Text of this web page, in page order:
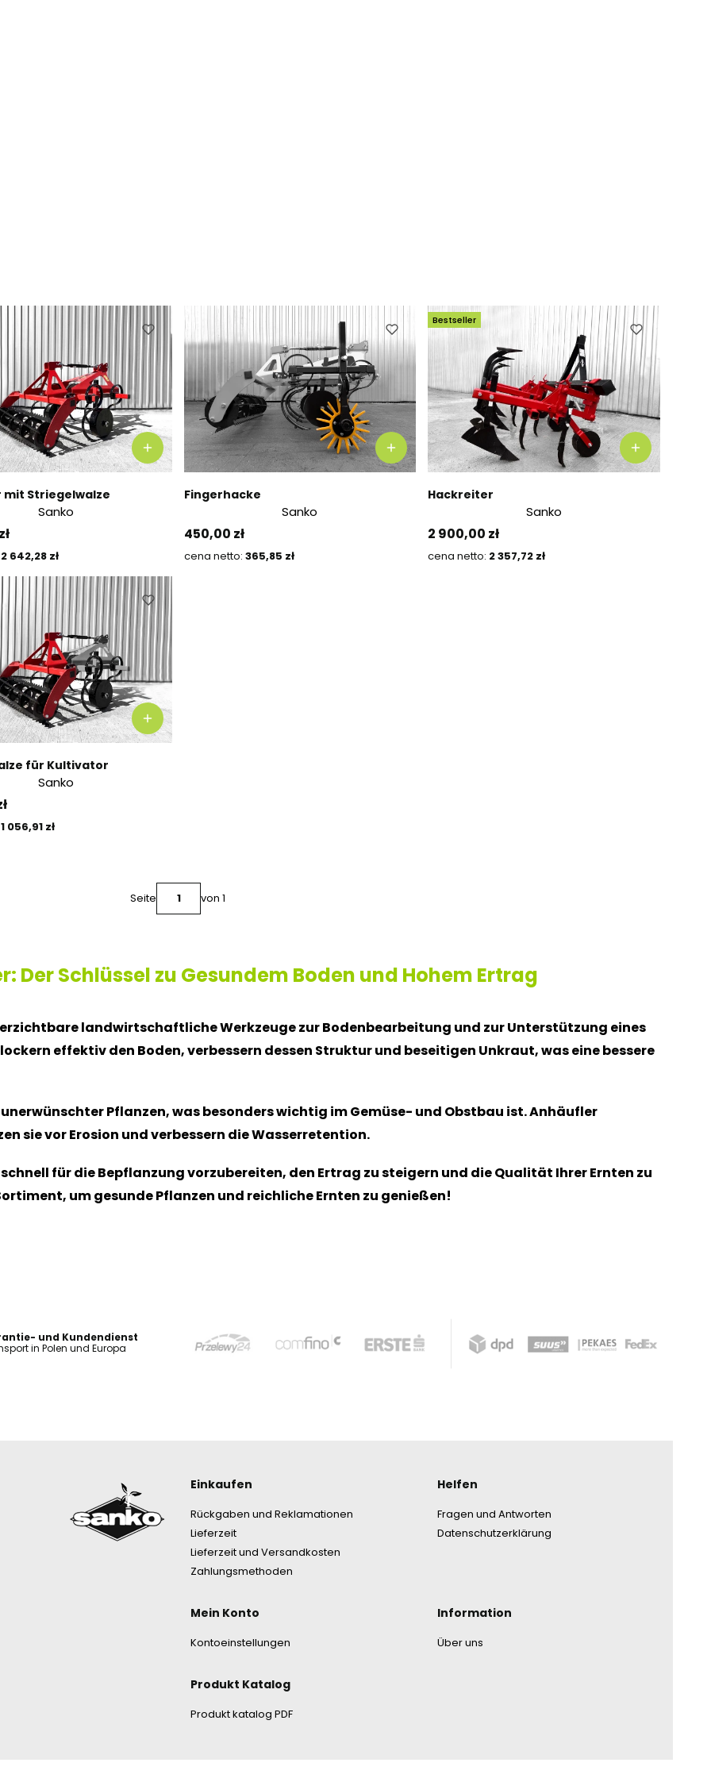
Striegelwalze
Sanko
Preis
2 642,28 zł
Fingerhacke
Sanko
Preis
450,00 zł
Preis
365,85 zł
Bestseller
Hackreiter
Sanko
Preis
2 900,00 zł
Preis
2 357,72 zł
für Kultivator
Sanko
Preis
1 056,91 zł
Seite von 1
Schlüssel zu Gesundem Boden und Hohem Ertrag
landwirtschaftliche Werkzeuge zur Bodenbearbeitung und zur Unterstützung eines
effektiv den Boden, verbessern dessen Struktur und beseitigen Unkraut, was eine bessere
Pflanzen, was besonders wichtig im Gemüse- und Obstbau ist. Anhäufler
sie vor Erosion und verbessern die Wasserretention.
für die Bepflanzung vorzubereiten, den Ertrag zu steigern und die Qualität Ihrer Ernten zu
um gesunde Pflanzen und reichliche Ernten zu genießen!
und Kundendienst
in Polen und Europa
Fußzeilenmenü
Einkaufen
Rückgaben und Reklamationen
Lieferzeit
Lieferzeit und Versandkosten
Zahlungsmethoden
Helfen
Fragen und Antworten
Datenschutzerklärung
Mein Konto
Kontoeinstellungen
Information
Über uns
Produkt Katalog
Produkt katalog PDF